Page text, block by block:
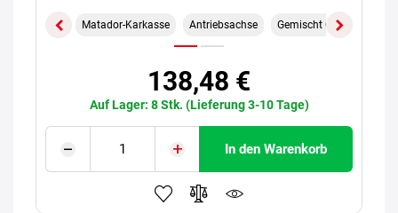
Matador-Karkasse Antriebsachse Gemischt On/Off
138,48 €
Auf Lager: 8 Stk. (Lieferung 3-10 Tage)
In den Warenkorb